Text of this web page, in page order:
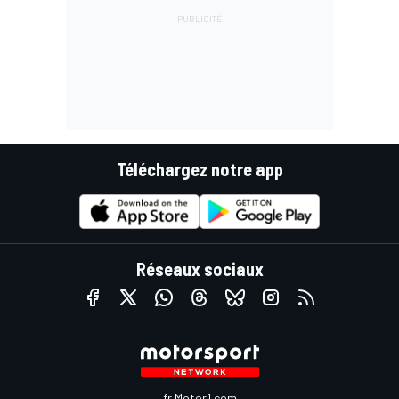
Téléchargez notre app
Réseaux sociaux